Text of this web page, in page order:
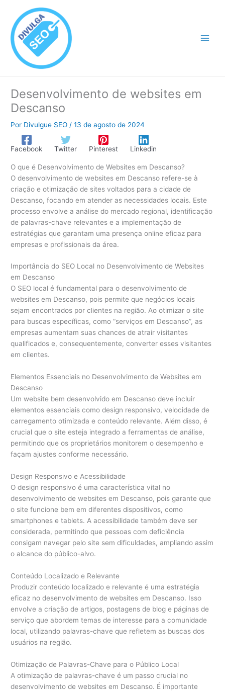
conteúdo
Desenvolvimento de websites em
Descanso
Por Divulgue SEO /13 de agosto de 2024
Facebook Twitter Pinterest Linkedin
O que é Desenvolvimento de Websites em Descanso?
O desenvolvimento de websites em Descanso refere-se à
criação e otimização de sites voltados para a cidade de
Descanso, focando em atender as necessidades locais. Este
processo envolve a análise do mercado regional, identificação
de palavras-chave relevantes e a implementação de
estratégias que garantam uma presença online eficaz para
empresas e profissionais da área.
Importância do SEO Local no Desenvolvimento de Websites
em Descanso
O SEO local é fundamental para o desenvolvimento de
websites em Descanso, pois permite que negócios locais
sejam encontrados por clientes na região. Ao otimizar o site
para buscas específicas, como “serviços em Descanso”, as
empresas aumentam suas chances de atrair visitantes
qualificados e, consequentemente, converter esses visitantes
em clientes.
Elementos Essenciais no Desenvolvimento de Websites em
Descanso
Um website bem desenvolvido em Descanso deve incluir
elementos essenciais como design responsivo, velocidade de
carregamento otimizada e conteúdo relevante. Além disso, é
crucial que o site esteja integrado a ferramentas de análise,
permitindo que os proprietários monitorem o desempenho e
façam ajustes conforme necessário.
Design Responsivo e Acessibilidade
O design responsivo é uma característica vital no
desenvolvimento de websites em Descanso, pois garante que
o site funcione bem em diferentes dispositivos, como
smartphones e tablets. A acessibilidade também deve ser
considerada, permitindo que pessoas com deficiência
consigam navegar pelo site sem dificuldades, ampliando assim
o alcance do público-alvo.
Conteúdo Localizado e Relevante
Produzir conteúdo localizado e relevante é uma estratégia
eficaz no desenvolvimento de websites em Descanso. Isso
envolve a criação de artigos, postagens de blog e páginas de
serviço que abordem temas de interesse para a comunidade
local, utilizando palavras-chave que refletem as buscas dos
usuários na região.
Otimização de Palavras-Chave para o Público Local
A otimização de palavras-chave é um passo crucial no
desenvolvimento de websites em Descanso. É importante